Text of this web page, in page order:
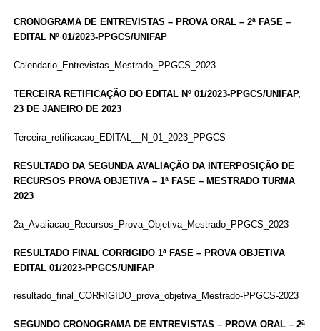
CRONOGRAMA DE ENTREVISTAS – PROVA ORAL – 2ª FASE –
EDITAL Nº 01/2023-PPGCS/UNIFAP
Calendario_Entrevistas_Mestrado_PPGCS_2023
TERCEIRA RETIFICAÇÃO DO EDITAL Nº 01/2023-PPGCS/UNIFAP,
23 DE JANEIRO DE 2023
Terceira_retificacao_EDITAL__N_01_2023_PPGCS
RESULTADO DA SEGUNDA AVALIAÇÃO DA INTERPOSIÇÃO DE
RECURSOS PROVA OBJETIVA – 1ª FASE – MESTRADO TURMA
2023
2a_Avaliacao_Recursos_Prova_Objetiva_Mestrado_PPGCS_2023
RESULTADO FINAL CORRIGIDO 1ª FASE – PROVA OBJETIVA
EDITAL 01/2023-PPGCS/UNIFAP
resultado_final_CORRIGIDO_prova_objetiva_Mestrado-PPGCS-2023
SEGUNDO CRONOGRAMA DE ENTREVISTAS – PROVA ORAL – 2ª